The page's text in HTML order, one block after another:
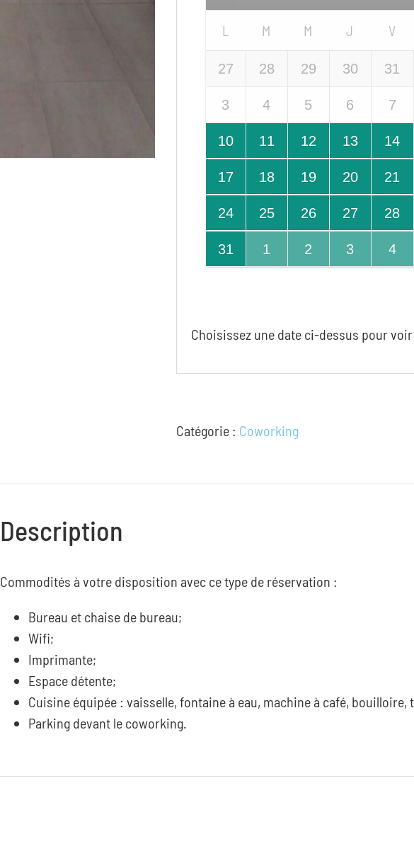
L M M J V
27 28 29 30 31
3 4 5 6 7
10 11 12 13 14
17 18 19 20 21
24 25 26 27 28
31 1 2 3 4
Choisissez une date ci-dessus pour
Catégorie : Coworking
Description
Commodités à votre disposition avec ce type de réservation :
Bureau et chaise de bureau;
Wifi;
Imprimante;
Espace détente;
Cuisine équipée : vaisselle, fontaine à eau, machine à café, bouilloire,
Parking devant le coworking.